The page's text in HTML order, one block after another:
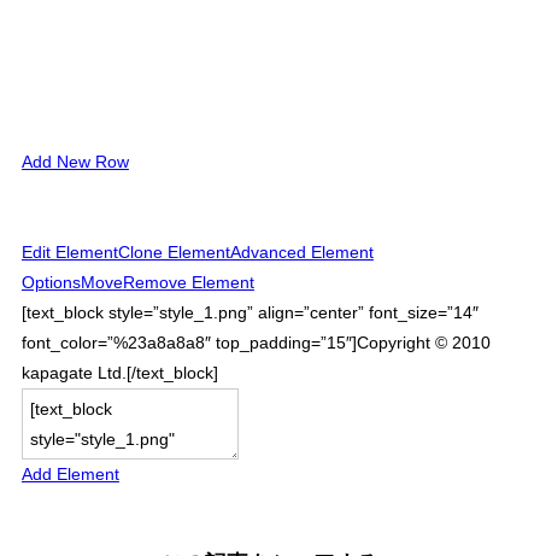
Add New Row
Edit ElementClone ElementAdvanced Element
OptionsMoveRemove Element
[text_block style=”style_1.png” align=”center” font_size=”14″
font_color=”%23a8a8a8″ top_padding=”15″]Copyright © 2010
kapagate Ltd.[/text_block]
Add Element